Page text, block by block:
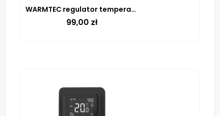
WARMTEC regulator temperatury T73
99,00 zł